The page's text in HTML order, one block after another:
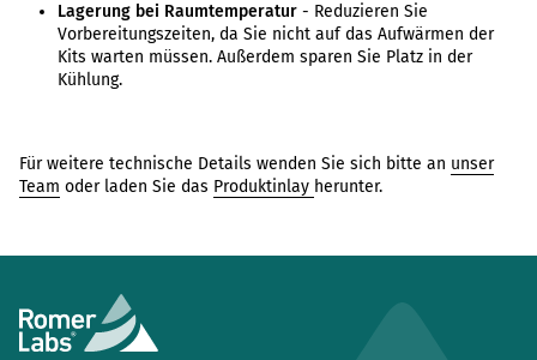
Lagerung bei Raumtemperatur - Reduzieren Sie
Vorbereitungszeiten, da Sie nicht auf das Aufwärmen der
Kits warten müssen. Außerdem sparen Sie Platz in der
Kühlung.
Für weitere technische Details wenden Sie sich bitte an unser
Team oder laden Sie das Produktinlay herunter.